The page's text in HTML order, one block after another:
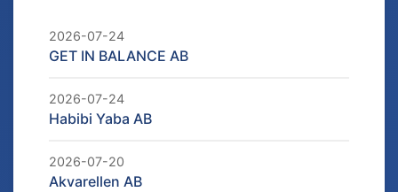
2026-07-24
GET IN BALANCE AB
2026-07-24
Habibi Yaba AB
2026-07-20
Akvarellen AB